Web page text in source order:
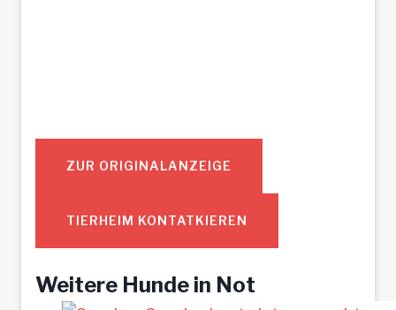
ZUR ORIGINALANZEIGE
TIERHEIM KONTATKIEREN
Weitere Hunde in Not